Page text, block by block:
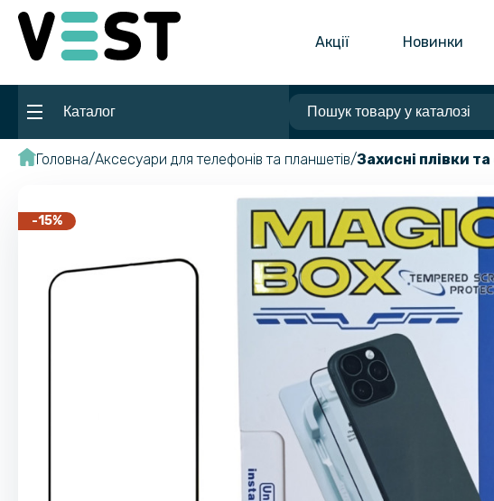
Акції Новинки
Каталог
Головна Аксесуари для телефонів та планшетів Захисні плівки
-15%